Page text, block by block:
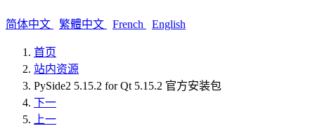
简体中文 繁體中文 French English
首页
站内资源
PySide2 5.15.2 for Qt 5.15.2 官方安装包
下一
上一